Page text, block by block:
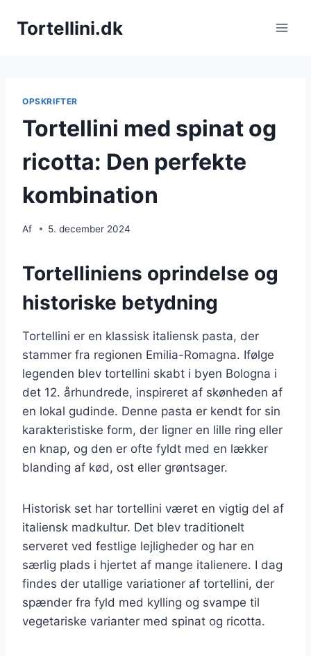
Tortellini.dk
OPSKRIFTER
Tortellini med spinat og
ricotta: Den perfekte
kombination
Af 5. december 2024
Tortelliniens oprindelse og
historiske betydning
Tortellini er en klassisk italiensk pasta, der
stammer fra regionen Emilia-Romagna. Ifølge
legenden blev tortellini skabt i byen Bologna i
det 12. århundrede, inspireret af skønheden af
en lokal gudinde. Denne pasta er kendt for sin
karakteristiske form, der ligner en lille ring eller
en knap, og den er ofte fyldt med en lækker
blanding af kød, ost eller grøntsager.
Historisk set har tortellini været en vigtig del af
italiensk madkultur. Det blev traditionelt
serveret ved festlige lejligheder og har en
særlig plads i hjertet af mange italienere. I dag
findes der utallige variationer af tortellini, der
spænder fra fyld med kylling og svampe til
vegetariske varianter med spinat og ricotta.